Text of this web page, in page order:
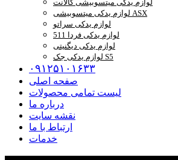
لوازم یدکی میتسوبیشی گالانت
لوازم یدکی میتسوبیشی ASX
لوازم یدکی سراتو
لوازم یدکی فردا 511
لوازم یدکی دیگنیتی
لوازم یدکی جک S5
۰۹۱۲۵۱۰۱۶۳۳
صفحه اصلی
لیست تمامی محصولات
درباره ما
نقشه سایت
ارتباط با ما
خدمات